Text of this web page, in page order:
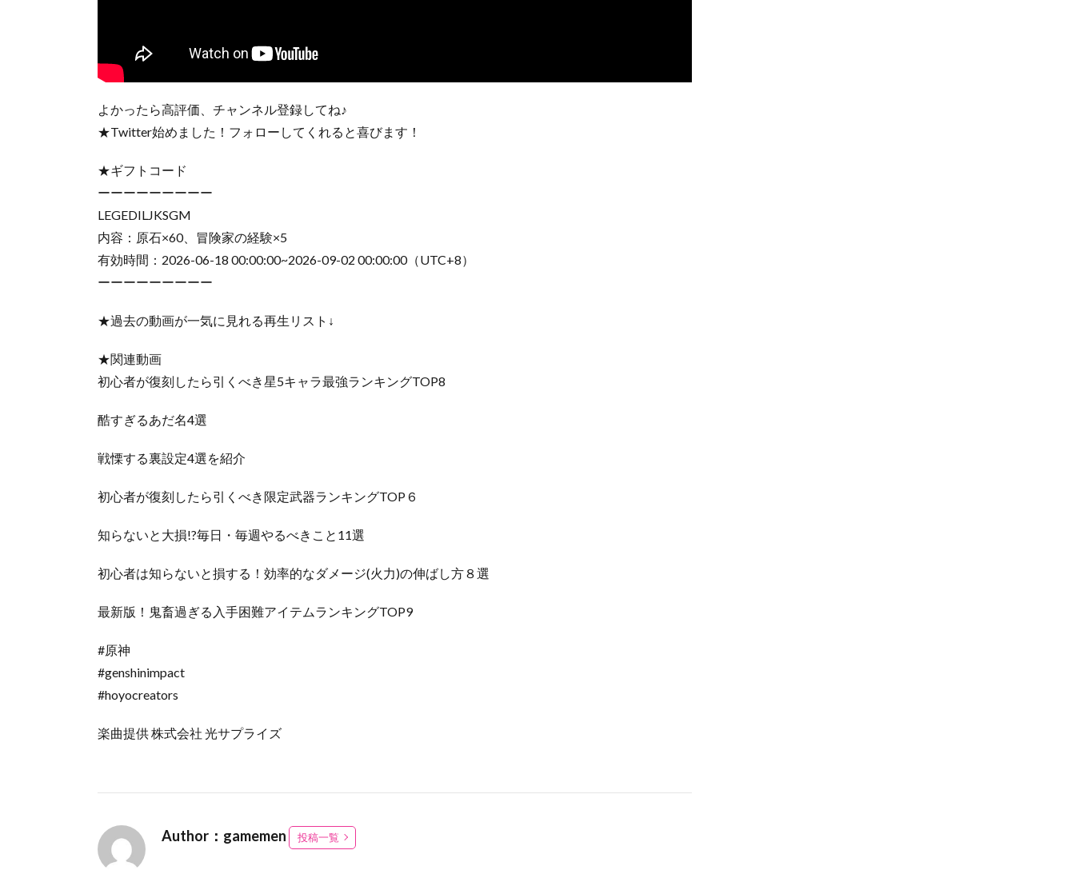
よかったら高評価、チャンネル登録してね♪
★Twitter始めました！フォローしてくれると喜びます！
★ギフトコード
ーーーーーーーーー
LEGEDILJKSGM
内容：原石×60、冒険家の経験×5
有効時間：2026-06-18 00:00:00~2026-09-02 00:00:00（UTC+8）
ーーーーーーーーー
★過去の動画が一気に見れる再生リスト↓
★関連動画
初心者が復刻したら引くべき星5キャラ最強ランキングTOP8
酷すぎるあだ名4選
戦慄する裏設定4選を紹介
初心者が復刻したら引くべき限定武器ランキングTOP６
知らないと大損!?毎日・毎週やるべきこと11選
初心者は知らないと損する！効率的なダメージ(火力)の伸ばし方８選
最新版！鬼畜過ぎる入手困難アイテムランキングTOP9
#原神
#genshinimpact
#hoyocreators
楽曲提供 株式会社 光サプライズ
Author：gamemen 投稿一覧